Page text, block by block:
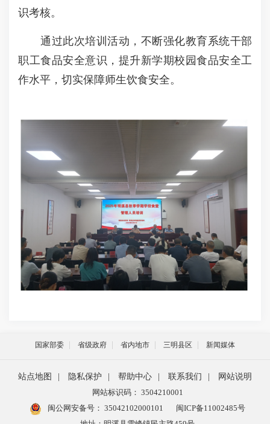
识考核。
通过此次培训活动，不断强化教育系统干部
职工食品安全意识，提升新学期校园食品安全工
作水平，切实保障师生饮食安全。
国家部委 省级政府 省内地市 三明县区 新闻媒体
站点地图 隐私保护 帮助中心 联系我们
网站说明
网站标识码： 3504210001
闽公网安备号： 35042102000101
闽ICP备11002485号